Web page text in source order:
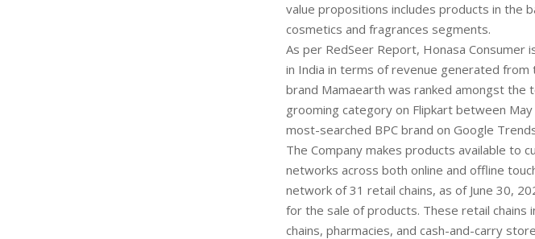
value propositions includes products in the
cosmetics and fragrances segments.
As per RedSeer Report, Honasa Consumer
in India in terms of revenue generated from
brand Mamaearth was ranked amongst
grooming category on Flipkart between
most-searched BPC brand on Google
The Company makes products available to
networks across both online and offline
network of 31 retail chains, as of June 30,
for the sale of products. These retail chains
chains, pharmacies, and cash-and-carry